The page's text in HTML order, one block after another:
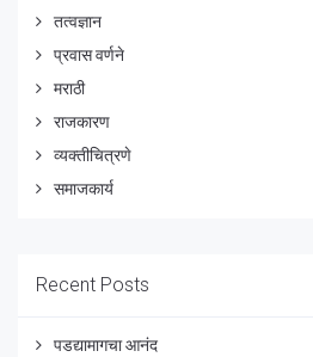
तत्वज्ञान
प्रवास वर्णने
मराठी
राजकारण
व्यक्तीचित्रणे
समाजकार्य
Recent Posts
पडद्यामागचा आनंद